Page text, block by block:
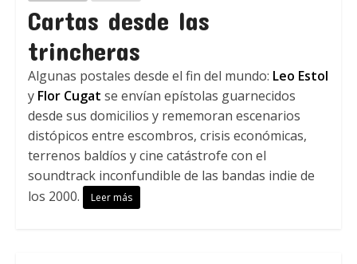
Cartas desde las
trincheras
Algunas postales desde el fin del mundo: Leo Estol
y Flor Cugat se envían epístolas guarnecidos
desde sus domicilios y rememoran escenarios
distópicos entre escombros, crisis económicas,
terrenos baldíos y cine catástrofe con el
soundtrack inconfundible de las bandas indie de
los 2000.
Leer más